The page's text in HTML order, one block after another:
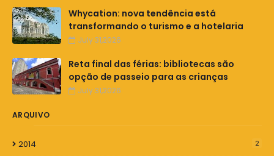
Whycation: nova tendência está
transformando o turismo e a hotelaria
July 31,2026
Reta final das férias: bibliotecas são
opção de passeio para as crianças
July 31,2026
ARQUIVO
2014 2